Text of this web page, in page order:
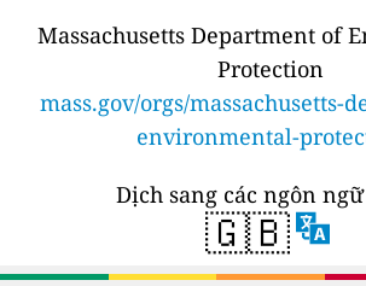
Massachusetts Department of
Protection
mass.gov/orgs/massachusetts-
environmental-
Dịch sang các ngôn
🇬🇧